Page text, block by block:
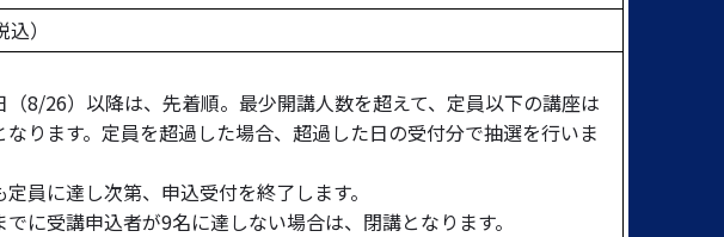
）
（8/26）以降は、先着順。最少開講人数を超えて、定員以下の講座は
なります。定員を超過した場合、超過した日の受付分で抽選を行いま
定員に達し次第、申込受付を終了します。
でに受講申込者が9名に達しない場合は、閉講となります。